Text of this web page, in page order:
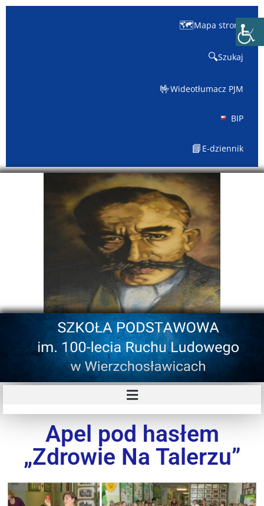
🗺️Mapa strony
🔍Szukaj
🤟Wideotłumacz PJM
BIP
📘 E-dziennik
Apel pod hasłem
„Zdrowie Na Talerzu”